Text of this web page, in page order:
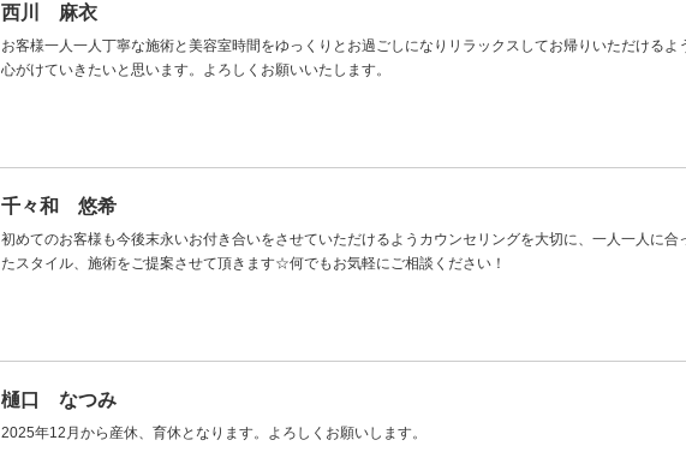
西川 麻衣
お客様一人一人丁寧な施術と美容室時間をゆっくりとお過ごしになりリラックスしてお帰りいただけるよ
心がけていきたいと思います。よろしくお願いいたします。
千々和 悠希
初めてのお客様も今後末永いお付き合いをさせていただけるようカウンセリングを大切に、一人一人に合
たスタイル、施術をご提案させて頂きます☆何でもお気軽にご相談ください！
樋口 なつみ
2025年12月から産休、育休となります。よろしくお願いします。